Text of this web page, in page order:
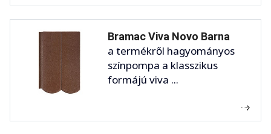
Bramac Viva Novo Barna
a termékről hagyományos
színpompa a klasszikus
formájú viva ...